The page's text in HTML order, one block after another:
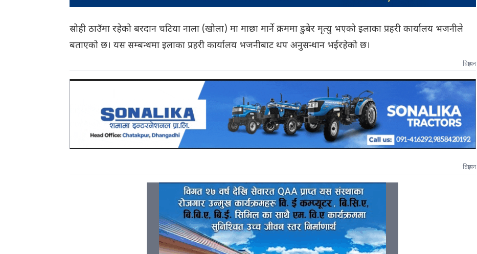
सोही ठाउँमा रहेको बरदान चटिया नाला (खोला) मा माछा मार्ने क्रममा डुबेर मृत्यु भएको इलाका प्रहरी कार्यालय भजनीले
बताएको छ। यस सम्बन्धमा इलाका प्रहरी कार्यालय भजनीबाट थप अनुसन्धान भईरहेको छ।
विज्ञापन
विज्ञापन